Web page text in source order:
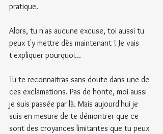
pratique.
Alors, tu n'as aucune excuse, toi aussi tu
peux t'y mettre dès maintenant ! Je vais
t'expliquer pourquoi...
Tu te reconnaitras sans doute dans une de
ces exclamations. Pas de honte, moi aussi
je suis passée par là. Mais aujourd'hui je
suis en mesure de te démontrer que ce
sont des croyances limitantes que tu peux